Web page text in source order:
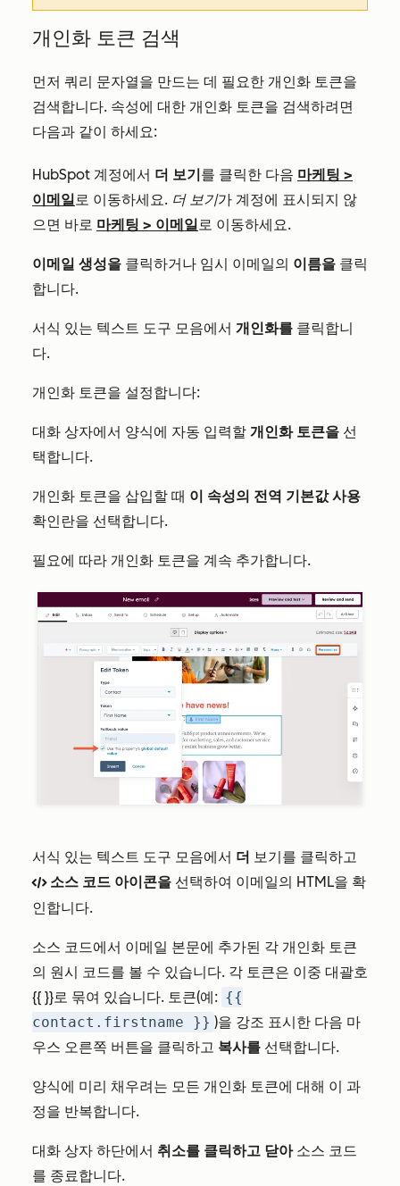
개인화 토큰 검색
먼저 쿼리 문자열을 만드는 데 필요한 개인화 토큰을
검색합니다. 속성에 대한 개인화 토큰을 검색하려면
다음과 같이 하세요:
HubSpot 계정에서 더 보기 를 클릭한 다음 마케팅 >
이메일로 이동하세요. 더 보기가 계정에 표시되지 않
으면 바로 마케팅 > 이메일로 이동하세요.
이메일 생성을 클릭하거나 임시 이메일의 이름을 클릭
합니다.
서식 있는 텍스트 도구 모음에서 개인화를 클릭합니
다.
개인화 토큰을 설정합니다:
대화 상자에서 양식에 자동 입력할 개인화 토큰을 선
택합니다.
개인화 토큰을 삽입할 때 이 속성의 전역 기본값 사용
확인란을 선택합니다.
필요에 따라 개인화 토큰을 계속 추가합니다.
서식 있는 텍스트 도구 모음에서 더 보기를 클릭하고
codef소스 코드 아이콘을 선택하여 이메일의 HTML을 확
인합니다.
소스 코드에서 이메일 본문에 추가된 각 개인화 토큰
의 원시 코드를 볼 수 있습니다. 각 토큰은 이중 대괄호
{{ }}로 묶여 있습니다. 토큰(예: {{
contact.firstname }} )을 강조 표시한 다음 마
우스 오른쪽 버튼을 클릭하고 복사를 선택합니다.
양식에 미리 채우려는 모든 개인화 토큰에 대해 이 과
정을 반복합니다.
대화 상자 하단에서 취소를 클릭하고 닫아 소스 코드
를 종료합니다.